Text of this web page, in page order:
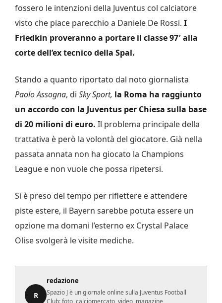
fossero le intenzioni della Juventus col calciatore
visto che piace parecchio a Daniele De Rossi. I
Friedkin proveranno a portare il classe 97′ alla
corte dell’ex tecnico della Spal.
Stando a quanto riportato dal noto giornalista
Paolo Assogna, di Sky Sport, la Roma ha raggiunto
un accordo con la Juventus per Chiesa sulla base
di 20 milioni di euro. Il problema principale della
trattativa è però la volontà del giocatore. Già nella
passata annata non ha giocato la Champions
League e non vuole che possa ripetersi.
Si è preso del tempo per riflettere e attendere
piste estere, il Bayern sarebbe potuta essere un
opzione ma domani l’esterno ex Crystal Palace
Olise svolgerà le visite mediche.
R
redazione
Spazio J è un giornale online sulla Juventus Football
Club: foto, calciomercato, video, magazine,